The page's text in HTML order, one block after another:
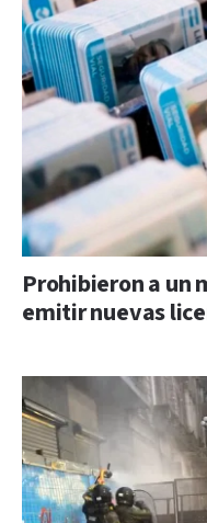
Prohibieron a un
emitir nuevas